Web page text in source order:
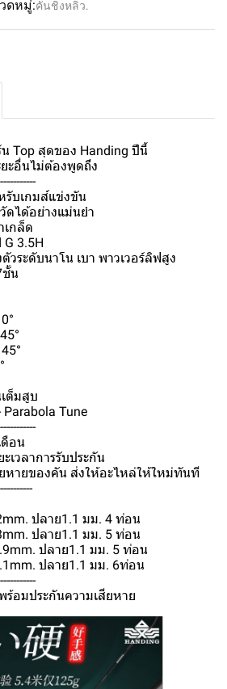
ดหมู่:คันชิงหลิว.
Top สุดของ Handing ปีนี้
ยะอื่นไม่ต้องพูดถึง
รับเกมส์แข่งขัน
ดได้อย่างแม่นยำ
เกล็ด
G 3.5H
วระดับนาโน เบา พาวเวอร์ลิฟสูง
ชั้น
ต็มสูบ
Parabola Tune
ดือน
เวลาการรับประกัน
หายของคัน ส่งให้อะไหล่ให้ใหม่ทันที
ปลาย1.1 มม. 4 ท่อน
ปลาย1.1 มม. 5 ท่อน
ปลาย1.1 มม. 5 ท่อน
ปลาย1.1 มม. 6ท่อน
อมประกันความเสียหาย